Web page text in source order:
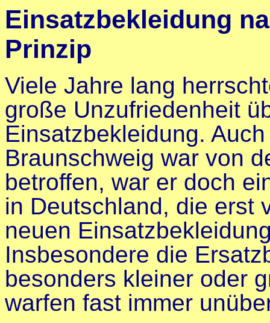
Einsatzbekleidung
Prinzip
Viele Jahre lang
große Unzufriedenheit
Einsatzbekleidung.
Braunschweig war von
betroffen, war er doch
in Deutschland, die erst
neuen
Insbesondere die
besonders kleiner oder
warfen fast immer